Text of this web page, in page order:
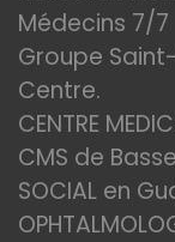
Médecins 7/7
Groupe
Centre.
CENTRE
CMS de
SOCIAL en